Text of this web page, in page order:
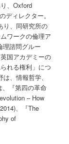
、Oxford
ディレクター。
り、同研究所の
ワークの倫理ア
理諮問グルー
国アカデミーの
れる権利」につ
、情報哲学、
『第四の革命
– How
、『The
of